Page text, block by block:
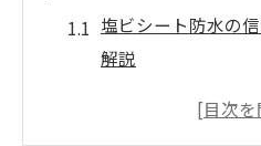
塩ビシート防水の
解説
品川区で求められ